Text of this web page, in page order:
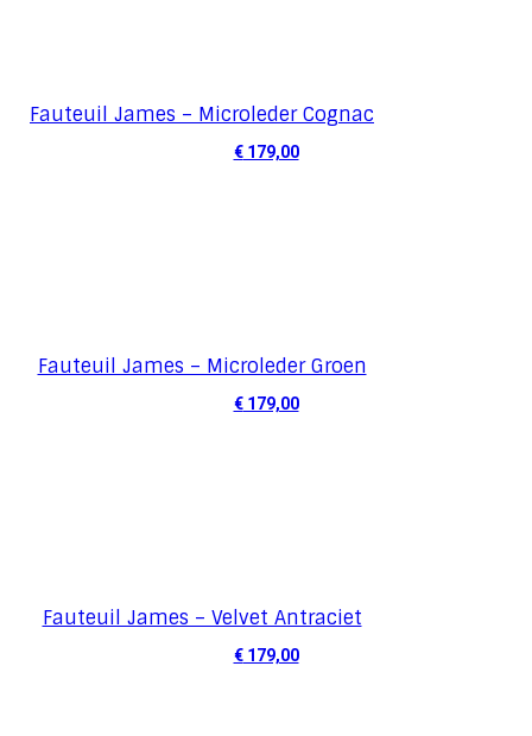
Fauteuil James – Microleder Cognac
€179,00
Fauteuil James – Microleder Groen
€179,00
Fauteuil James – Velvet Antraciet
€179,00